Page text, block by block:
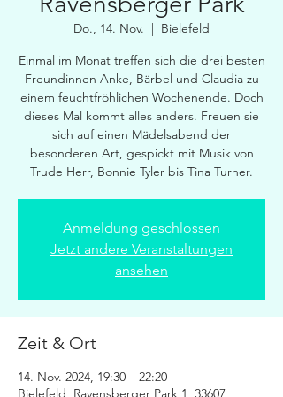
Do., 14. Nov.
  |
Bielefeld
Einmal im Monat treffen sich die drei besten
Freundinnen Anke, Bärbel und Claudia zu
einem feuchtfröhlichen Wochenende. Doch
dieses Mal kommt alles anders. Freuen sie
sich auf einen Mädelsabend der
besonderen Art, gespickt mit Musik von
Trude Herr, Bonnie Tyler bis Tina Turner.
Anmeldung geschlossen
Jetzt andere Veranstaltungen
ansehen
Zeit & Ort
14. Nov. 2024, 19:30 – 22:20
Bielefeld, Ravensberger Park 1, 33607